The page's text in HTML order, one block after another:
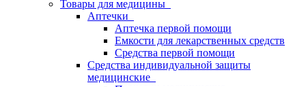
Товары для медицины
Аптечки
Аптечка первой помощи
Емкости для лекарственных средств
Средства первой помощи
Средства индивидуальной защиты
медицинские